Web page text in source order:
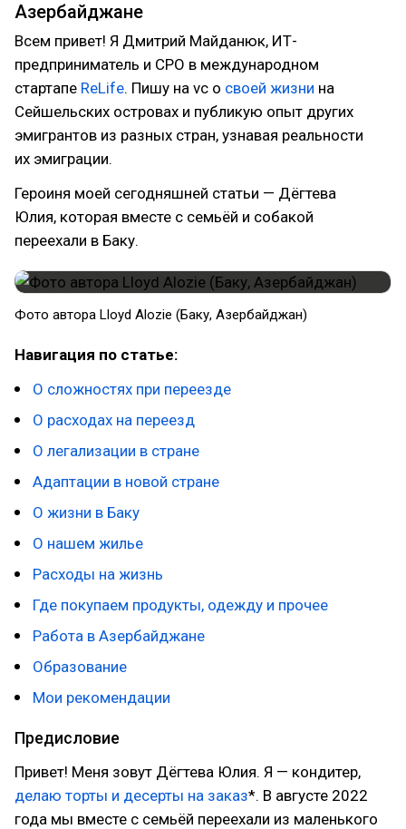
Азербайджане
Всем привет! Я Дмитрий Майданюк, ИТ-
предприниматель и CPO в международном
стартапе ReLife. Пишу на vc о своей жизни на
Сейшельских островах и публикую опыт других
эмигрантов из разных стран, узнавая реальности
их эмиграции.
Героиня моей сегодняшней статьи — Дёгтева
Юлия, которая вместе с семьёй и собакой
переехали в Баку.
Фото автора Lloyd Alozie (Баку, Азербайджан)
Навигация по статье:
О сложностях при переезде
О расходах на переезд
О легализации в стране
Адаптации в новой стране
О жизни в Баку
О нашем жилье
Расходы на жизнь
Где покупаем продукты, одежду и прочее
Работа в Азербайджане
Образование
Мои рекомендации
Предисловие
Привет! Меня зовут Дёгтева Юлия. Я — кондитер,
делаю торты и десерты на заказ*. В августе 2022
года мы вместе с семьёй переехали из маленького